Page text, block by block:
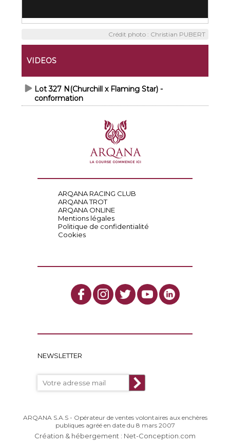
Crédit photo : Christian PUBERT
VIDEOS
Lot 327 N(Churchill x Flaming Star) -
conformation
ARQANA RACING CLUB
ARQANA TROT
ARQANA ONLINE
Mentions légales
Politique de confidentialité
Cookies
NEWSLETTER
ARQANA S.A.S - Opérateur de ventes volontaires aux enchères
publiques agréé en date du 8 mars 2007
Création & hébergement : Net-Conception.com